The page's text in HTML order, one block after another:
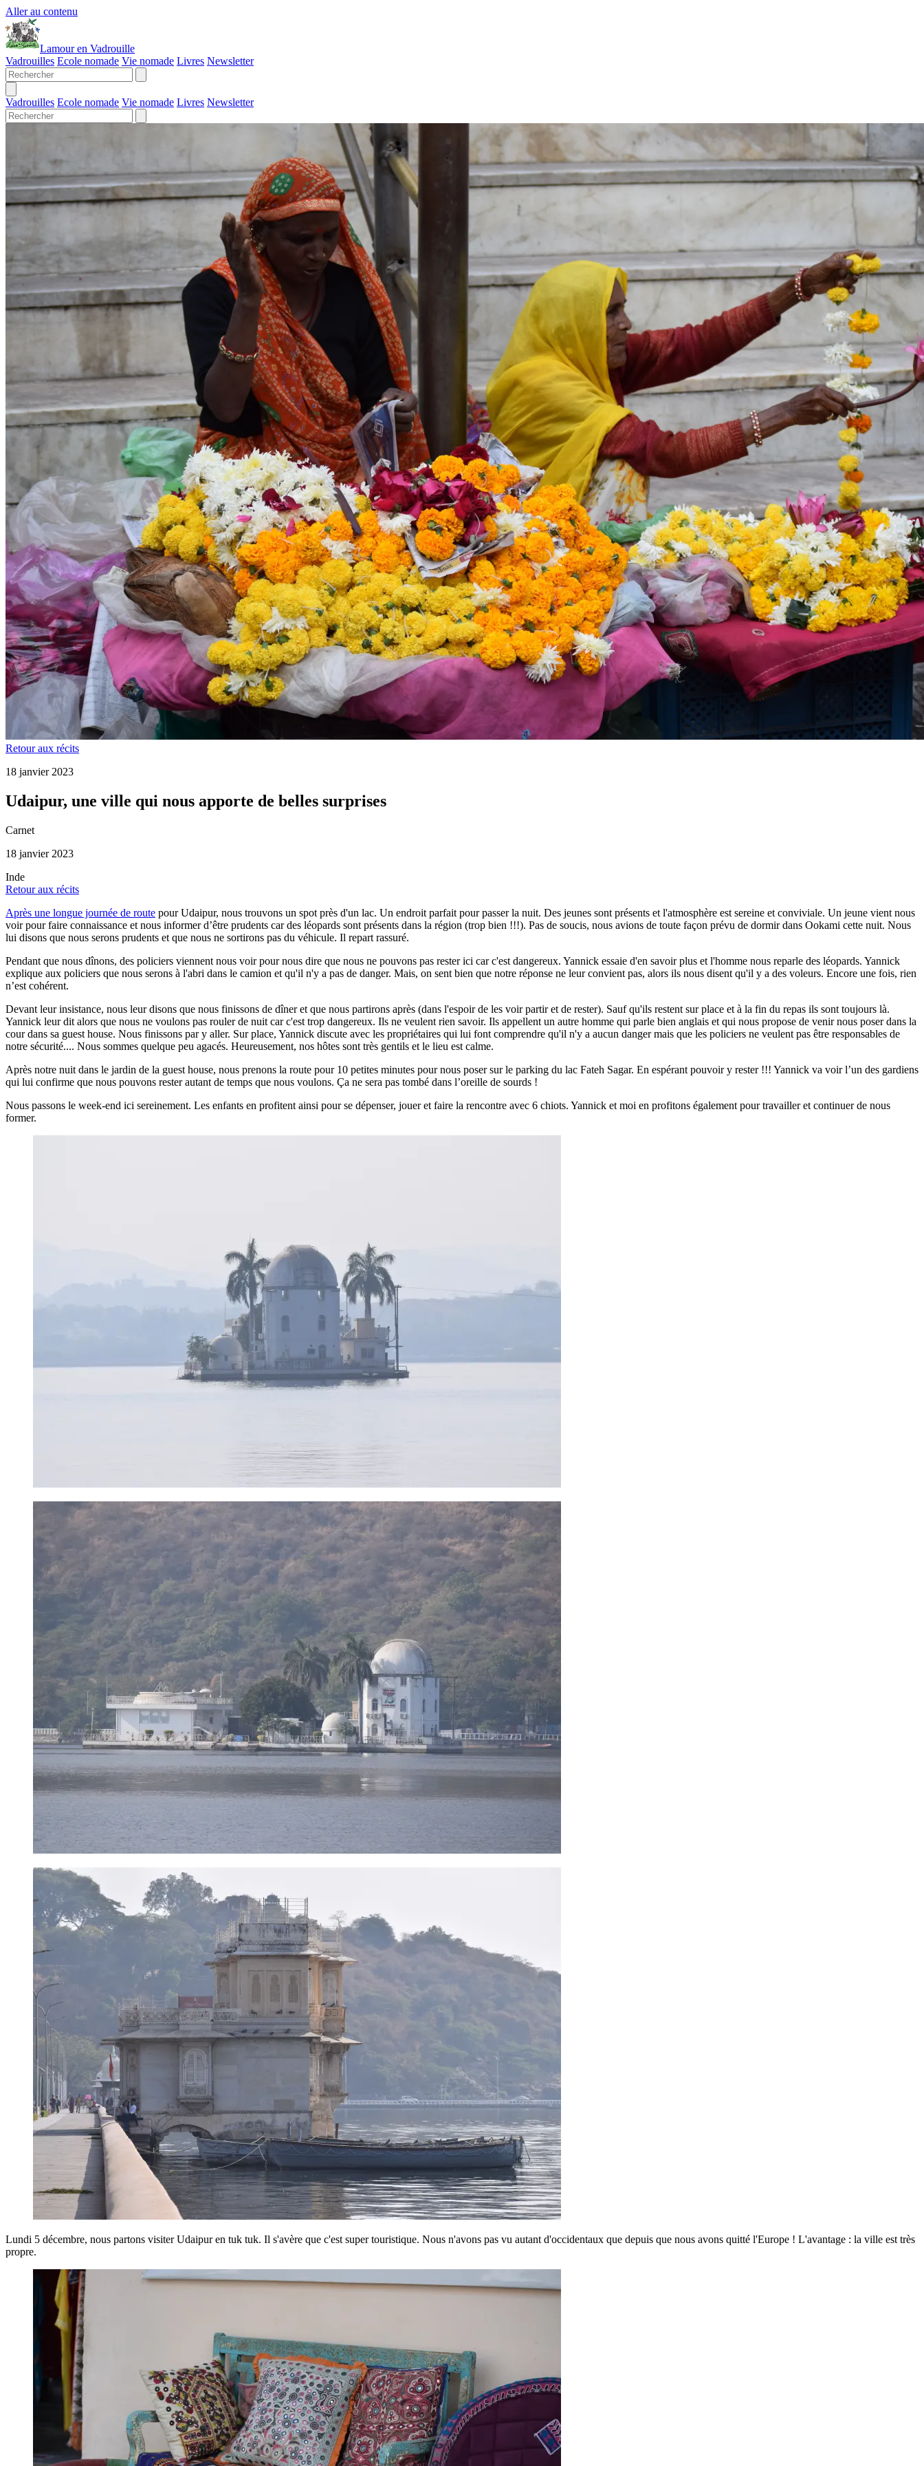
Aller au contenu
Lamour en Vadrouille
Vadrouilles Ecole nomade Vie nomade Livres Newsletter
Vadrouilles Ecole nomade Vie nomade Livres Newsletter
Retour aux récits
18 janvier 2023
Udaipur, une ville qui nous apporte de belles surprises
Carnet
18 janvier 2023
Inde
Retour aux récits
Après une longue journée de route pour Udaipur, nous trouvons un spot près d'un lac. Un endroit parfait pour passer la nuit. Des jeunes sont présents et l'atmosphère est sereine et conviviale. Un jeune vient nous
voir pour faire connaissance et nous informer d’être prudents car des léopards sont présents dans la région (trop bien !!!). Pas de soucis, nous avions de toute façon prévu de dormir dans Ookami cette nuit. Nous
lui disons que nous serons prudents et que nous ne sortirons pas du véhicule. Il repart rassuré.
Pendant que nous dînons, des policiers viennent nous voir pour nous dire que nous ne pouvons pas rester ici car c'est dangereux. Yannick essaie d'en savoir plus et l'homme nous reparle des léopards. Yannick
explique aux policiers que nous serons à l'abri dans le camion et qu'il n'y a pas de danger. Mais, on sent bien que notre réponse ne leur convient pas, alors ils nous disent qu'il y a des voleurs. Encore une fois, rien
n’est cohérent.
Devant leur insistance, nous leur disons que nous finissons de dîner et que nous partirons après (dans l'espoir de les voir partir et de rester). Sauf qu'ils restent sur place et à la fin du repas ils sont toujours là.
Yannick leur dit alors que nous ne voulons pas rouler de nuit car c'est trop dangereux. Ils ne veulent rien savoir. Ils appellent un autre homme qui parle bien anglais et qui nous propose de venir nous poser dans la
cour dans sa guest house. Nous finissons par y aller. Sur place, Yannick discute avec les propriétaires qui lui font comprendre qu'il n'y a aucun danger mais que les policiers ne veulent pas être responsables de
notre sécurité.... Nous sommes quelque peu agacés. Heureusement, nos hôtes sont très gentils et le lieu est calme.
Après notre nuit dans le jardin de la guest house, nous prenons la route pour 10 petites minutes pour nous poser sur le parking du lac Fateh Sagar. En espérant pouvoir y rester !!! Yannick va voir l’un des gardiens
qui lui confirme que nous pouvons rester autant de temps que nous voulons. Ça ne sera pas tombé dans l’oreille de sourds !
Nous passons le week-end ici sereinement. Les enfants en profitent ainsi pour se dépenser, jouer et faire la rencontre avec 6 chiots. Yannick et moi en profitons également pour travailler et continuer de nous
former.
Lundi 5 décembre, nous partons visiter Udaipur en tuk tuk. Il s'avère que c'est super touristique. Nous n'avons pas vu autant d'occidentaux que depuis que nous avons quitté l'Europe ! L'avantage : la ville est très
propre.